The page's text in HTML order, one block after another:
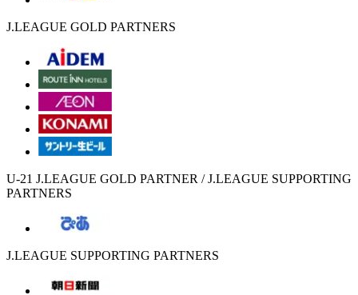
J.LEAGUE GOLD PARTNERS
U-21 J.LEAGUE GOLD PARTNER / J.LEAGUE SUPPORTING
PARTNERS
J.LEAGUE SUPPORTING PARTNERS